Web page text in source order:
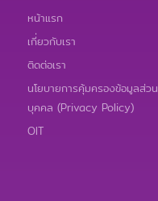
หน้าแรก
เกี่ยวกับเรา
ติดต่อเรา
นโยบายการคุ้มครองข้อมูลส่วน
บุคคล (Privacy Policy)
OIT